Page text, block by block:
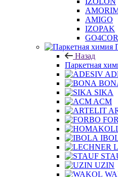
AMIGO
IZOPAK
Назад
Паркетная
SIKA
ACM
UZIN